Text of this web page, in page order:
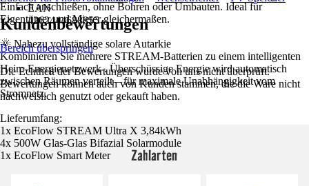
EAN
4262444688855
Einfach anschließen, ohne Bohren oder Umbauten. Ideal für
Eigentümer und Mieter gleichermaßen.
🌞 Nahezu vollständige solare Autarkie
Kombinieren Sie mehrere STREAM-Batterien zu einem intelligenten
Heim-Energienetzwerk . Überschüssige Energie wird automatisch
zwischen Räumen verteilt – für maximale Unabhängigkeit vom
Stromnetz.
Lieferumfang:
1x EcoFlow STREAM Ultra X 3,84kWh
4x 500W Glas-Glas Bifazial Solarmodule
1x EcoFlow Smart Meter
Kundenbewertungen
Bereich überspringen
Die Echtheit der Bewertungen wurde von uns nicht überprüft.
Bewertungen können auch von Kunden stammen, die die Ware nicht
nachweislich genutzt oder gekauft haben.
Zahlarten